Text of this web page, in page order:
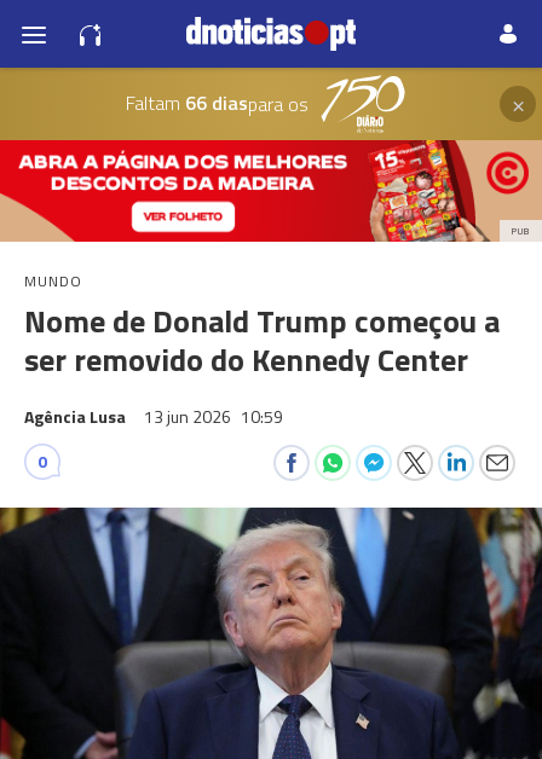
Faltam 66 diaspara os ×
PUB
MUNDO
Nome de Donald Trump começou a
ser removido do Kennedy Center
Agência Lusa 13 jun 2026 10:59
0